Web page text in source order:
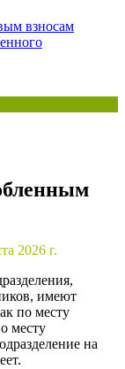
и «Алгоритмы для
на почту
взносам
2026 г.
имеют
по месту
месту
на